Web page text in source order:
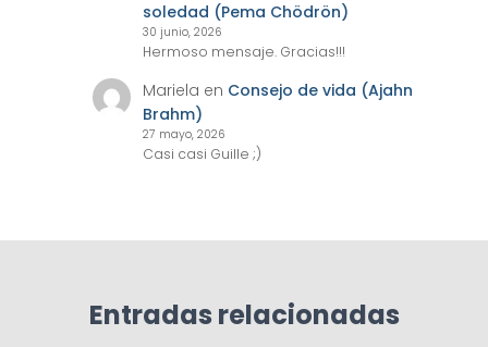
soledad (Pema Chödrön)
30 junio, 2026
Hermoso mensaje. Gracias!!!
Mariela en Consejo de vida (Ajahn
Brahm)
27 mayo, 2026
Casi casi Guille ;)
Entradas relacionadas